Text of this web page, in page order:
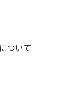
ついて